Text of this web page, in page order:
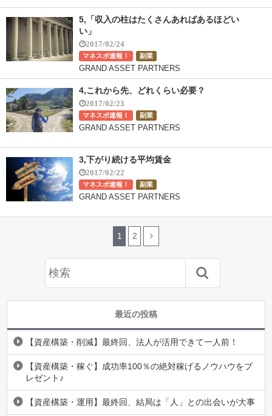
5,「収入の柱はたくさんあればあるほどい
い」
2017/02/24
マネスポ速報！ 副業
GRAND ASSET PARTNERS
4,これから先、どれくらい必要？
2017/02/23
マネスポ速報！ 副業
GRAND ASSET PARTNERS
3,下がり続ける平均賃金
2017/02/22
マネスポ速報！ 副業
GRAND ASSET PARTNERS
1 2
最近の投稿
【資産構築・削減】最終回、法人が活用できて一人前！
【資産構築・稼ぐ】成功率100％の絶対稼げるノウハウをプ
レゼント♪
【資産構築・運用】最終回、結局は「人」との出会いが大事